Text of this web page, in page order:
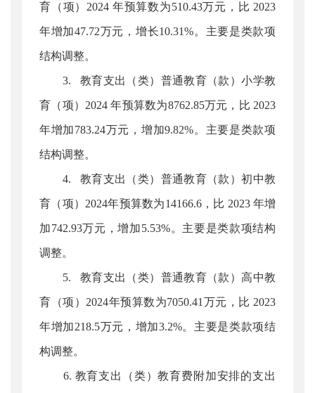
育（项）2024 年预算数为510.43万元，比 2023
年增加47.72万元，增长10.31%。主要是类款项
结构调整。
3. 教育支出（类）普通教育（款）小学教
育（项）2024 年预算数为8762.85万元，比 2023
年增加783.24万元，增加9.82%。主要是类款项
结构调整。
4. 教育支出（类）普通教育（款）初中教
育（项）2024年预算数为14166.6，比 2023 年增
加742.93万元，增加5.53%。主要是类款项结构
调整。
5. 教育支出（类）普通教育（款）高中教
育（项）2024年预算数为7050.41万元，比 2023
年增加218.5万元，增加3.2%。主要是类款项结
构调整。
6. 教育支出（类）教育费附加安排的支出